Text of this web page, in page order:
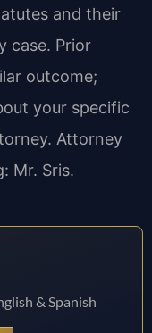
and their
case. Prior
outcome;
your specific
Attorney
Mr. Sris.
& Spanish